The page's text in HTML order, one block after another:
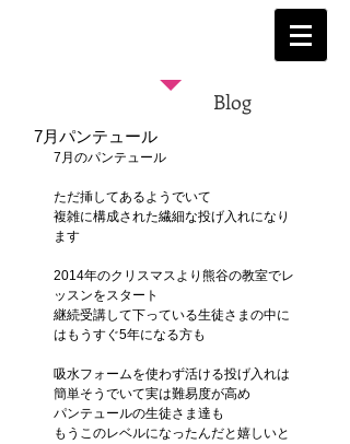
Blog
7月パンテュール
7月のパンテュール
ただ挿してあるようでいて
複雑に構成された繊細な投げ入れになり
ます
2014年のクリスマスより熊谷の教室でレ
ッスンをスタート
継続受講して下っている生徒さまの中に
はもうすぐ5年になる方も
吸水フォームを使わず活ける投げ入れは
簡単そうでいて実は難易度が高め
パンテュールの生徒さま達も
もうこのレベルになったんだと嬉しいと